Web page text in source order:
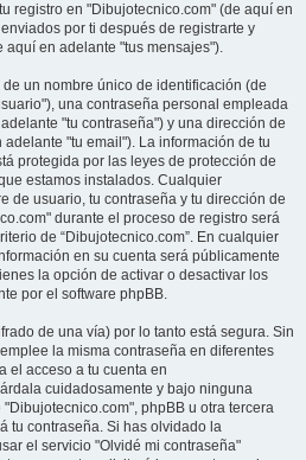
registro en "Dibujotecnico.com" (de aquí en
por ti después de registrarte y
en adelante "tus mensajes").
un nombre único de identificación (de
una contraseña personal empleada
"tu contraseña") y una dirección de
"tu email"). La información de tu
protegida por las leyes de protección de
estamos instalados. Cualquier
de usuario, tu contraseña y tu dirección de
durante el proceso de registro será
de “Dibujotecnico.com”. En cualquier
en su cuenta será públicamente
la opción de activar o desactivar los
por el software phpBB.
de una vía) por lo tanto está segura. Sin
la misma contraseña en diferentes
el acceso a tu cuenta en
cuidadosamente y bajo ninguna
phpBB u otra tercera
tu contraseña. Si has olvidado la
el servicio "Olvidé mi contraseña"